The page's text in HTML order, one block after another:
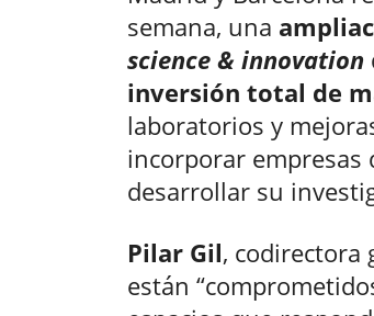
semana, una
science & innovation
inversión total de
laboratorios y
incorporar
desarrollar su
Pilar Gil, codirectora
están